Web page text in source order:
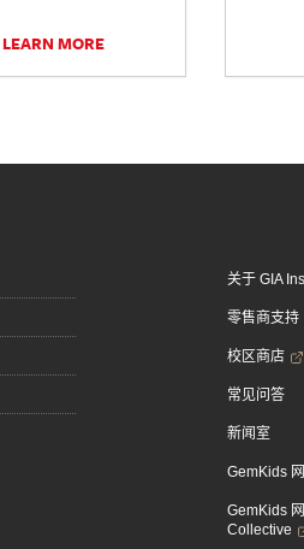
LEARN MORE
关于 GIA
零售商支持
校区商店
常见问答
新闻室
GemKids
GemKids
Collective